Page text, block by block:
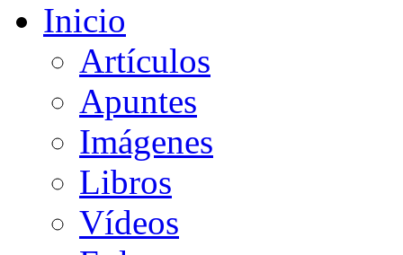
Inicio
Artículos
Apuntes
Imágenes
Libros
Vídeos